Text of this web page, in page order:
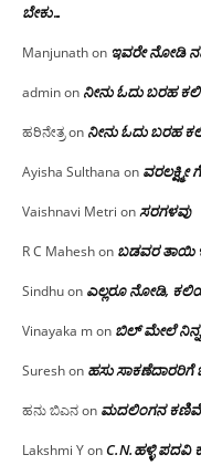
ಬೇಕು…
Manjunathon ಇವರೇ‌ ನೋಡಿ‌
adminon ನೀನು ಓದು ಬರಹ
ಹರಿನೇತ್ರon ನೀನು ಓದು ಬರಹ
Ayisha Sulthana on ವರಲಕ್ಷ್ಮೀ
Vaishnavi Metri onಸರಗಳವು
R C Maheshon ಬಡವರ ತಾಯಿ
Sindhuon ಎಲ್ಲರೂ ನೋಡಿ,
Vinayaka mon ಬಿಲ್ ಮೇಲೆ ನಿನ್ನ
Sureshon ಹಸು
ಹನು ಬಿಎನon ಮದಲಿಂಗನ
Lakshmi YonC.N.ಹಳ್ಳಿ ಪದವಿ